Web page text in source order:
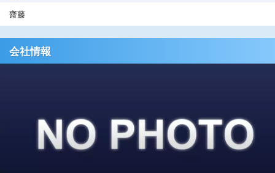
齋藤
会社情報